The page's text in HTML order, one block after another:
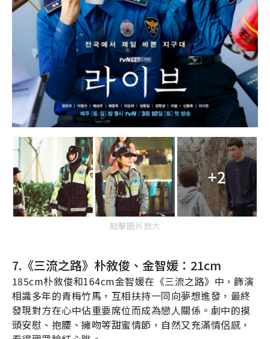
+2
點擊圖片放大
7. 《三流之路》朴敘俊、金智媛：21cm
185cm朴敘俊和164cm金智媛在《三流之路》中，飾演
相識多年的青梅竹馬，互相扶持一同向夢想進發，最終
發現對方在心中佔重要席位而成為戀人關係。劇中的摸
頭安慰、抱腰、擁吻等甜蜜情節，自然又充滿情侶感，